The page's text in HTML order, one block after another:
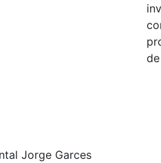
Jorge Garces